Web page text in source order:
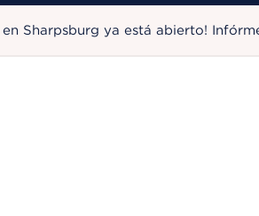
Sharpsburg ya está abierto!